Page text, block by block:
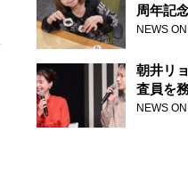
周年記
NEWS
朝井リ
査員を
の特別
NEWS